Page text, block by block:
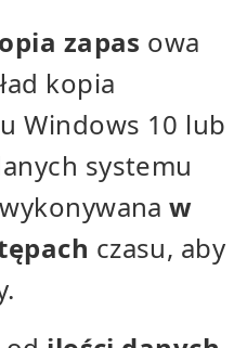
zapas owa
kopia
Windows 10 lub
systemu
w
czasu, aby